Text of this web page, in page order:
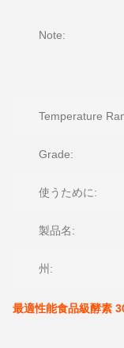
Note:
Temperature
Grade:
使うために:
製品名:
州:
最適性能食品級酵素